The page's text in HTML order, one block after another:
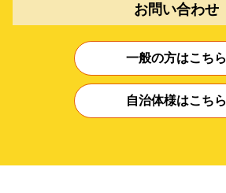
お問い合わせ
一般の方はこちら
自治体様はこちら